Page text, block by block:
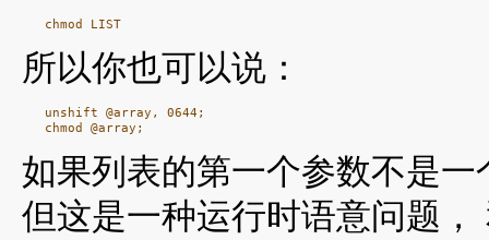
   chmod LIST
所以你也可以说：
   unshift @array, 0644;
如果列表的第一个参数不是
但这是一种运行时语意问题